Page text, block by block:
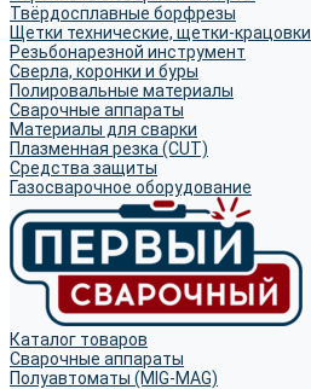
Твёрдосплавные борфрезы
Щетки технические, щетки-крацовки
Резьбонарезной инструмент
Сверла, коронки и буры
Полировальные материалы
Сварочные аппараты
Материалы для сварки
Плазменная резка (CUT)
Средства защиты
Газосварочное оборудование
Каталог товаров
Сварочные аппараты
Полуавтоматы (MIG-MAG)